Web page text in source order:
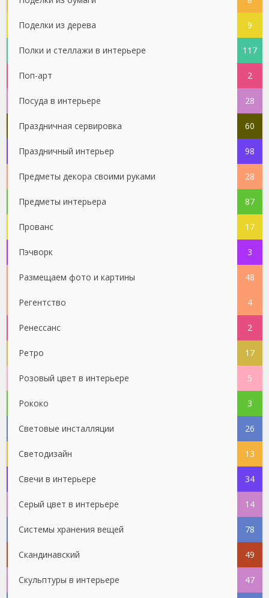
Поделки из дерева 9
Полки и стеллажи в интерьере 117
Поп-арт 2
Посуда в интерьере 28
Праздничная сервировка 60
Праздничный интерьер 98
Предметы декора своими руками 28
Предметы интерьера 87
Прованс 17
Пэчворк 3
Размещаем фото и картины 48
Регентство 4
Ренессанс 2
Ретро 17
Розовый цвет в интерьере 5
Рококо 3
Световые инсталляции 26
Светодизайн 13
Свечи в интерьере 34
Серый цвет в интерьере 14
Системы хранения вещей 78
Скандинавский 49
Скульптуры в интерьере 47